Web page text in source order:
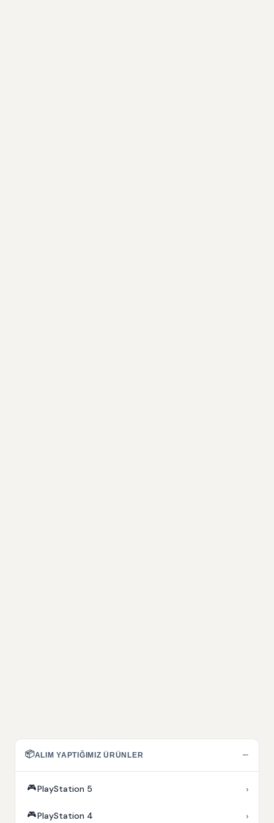
📦ALIM YAPTIĞIMIZ ÜRÜNLER −
🎮PlayStation 5 ›
🎮PlayStation 4 ›